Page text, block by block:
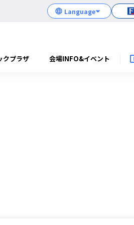
クプラザ 会場INFO&イベント